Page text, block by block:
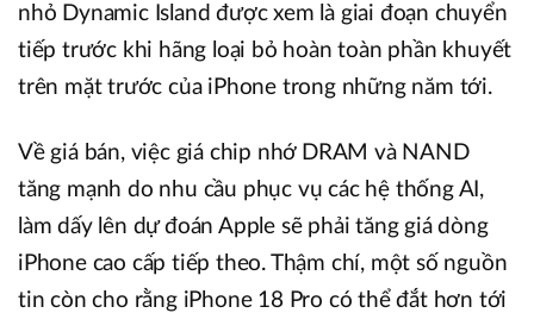
nhỏ Dynamic Island được xem là giai đoạn chuyển
tiếp trước khi hãng loại bỏ hoàn toàn phần khuyết
trên mặt trước của iPhone trong những năm tới.
Về giá bán, việc giá chip nhớ DRAM và NAND
tăng mạnh do nhu cầu phục vụ các hệ thống AI,
làm dấy lên dự đoán Apple sẽ phải tăng giá dòng
iPhone cao cấp tiếp theo. Thậm chí, một số nguồn
tin còn cho rằng iPhone 18 Pro có thể đắt hơn tới